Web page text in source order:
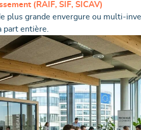
(RAIF, SIF, SICAV)
plus grande envergure ou multi-
part entière.